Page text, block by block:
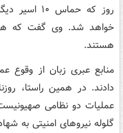
روز که
هستند.
منابع عبری زبان از وقوع
دادند. در همین راستا،
عملیات دو نظامی
گلوله نیروهای امنیتی به